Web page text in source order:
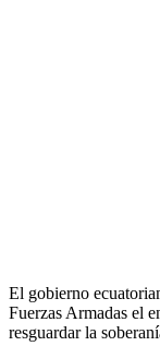
El gobierno
Fuerzas Armadas el
resguardar la